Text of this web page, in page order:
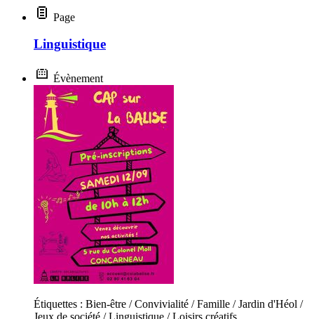
Page
Linguistique
Évènement
Étiquettes : Bien-être / Convivialité / Famille / Jardin d'Héol /